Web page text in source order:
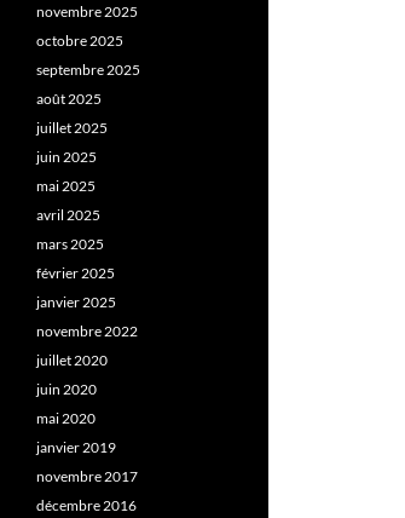
novembre 2025
octobre 2025
septembre 2025
août 2025
juillet 2025
juin 2025
mai 2025
avril 2025
mars 2025
février 2025
janvier 2025
novembre 2022
juillet 2020
juin 2020
mai 2020
janvier 2019
novembre 2017
décembre 2016